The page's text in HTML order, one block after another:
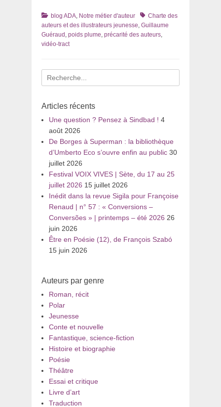
Catégories
blog ADA Notre métier d'auteur TagsCharte des
auteurs et des illustrateurs jeunesse Guillaume
Guéraud poids plume précarité des auteurs
vidéo-tract
Recherche
pour
Articles récents
Une question ? Pensez à Sindbad ! 4
août 2026
De Borges à Superman : la bibliothèque
d’Umberto Eco s’ouvre enfin au public 30
juillet 2026
Festival VOIX VIVES | Sète, du 17 au 25
juillet 2026 15 juillet 2026
Inédit dans la revue Sigila pour Françoise
Renaud | n° 57 : « Conversions –
Conversões » | printemps – été 2026 26
juin 2026
Être en Poésie (12), de François Szabó
15 juin 2026
Auteurs par genre
Roman, récit
Polar
Jeunesse
Conte et nouvelle
Fantastique, science-fiction
Histoire et biographie
Poésie
Théâtre
Essai et critique
Livre d’art
Traduction